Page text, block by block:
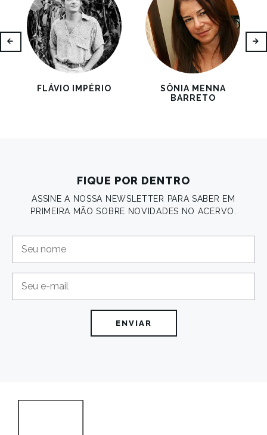
FLÁVIO IMPÉRIO
SÔNIA MENNA
BARRETO
FIQUE POR DENTRO
ASSINE A NOSSA NEWSLETTER PARA SABER EM
PRIMEIRA MÃO SOBRE NOVIDADES NO ACERVO.